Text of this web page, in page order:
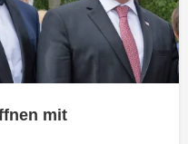
mit